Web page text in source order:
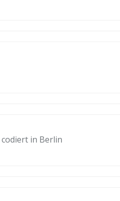
codiert in Berlin